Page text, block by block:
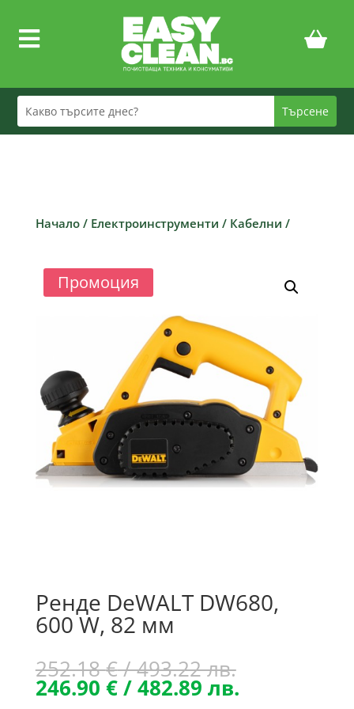

Начало/ Електроинструменти / Кабелни /
Промоция
Ренде DeWALT DW680,
600 W, 82 мм
252.18€/ 493.22 лв.Original
price
246.90 €/ 482.89 лв.Текущата